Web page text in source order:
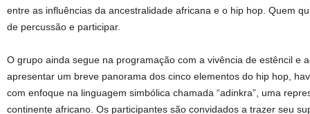
entre as influências da ancestralidade africana e o hip hop. Quem
de percussão e participar.
O grupo ainda segue na programação com a vivência de estêncil e
apresentar um breve panorama dos cinco elementos do hip hop,
com enfoque na linguagem simbólica chamada “adinkra”, uma
continente africano. Os participantes são convidados a trazer seu